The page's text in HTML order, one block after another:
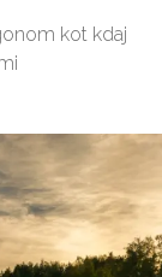
kot kdaj